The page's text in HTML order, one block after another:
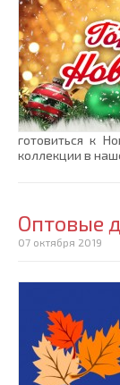
готовиться к
коллекции в
Оптовые
07 октября 2019